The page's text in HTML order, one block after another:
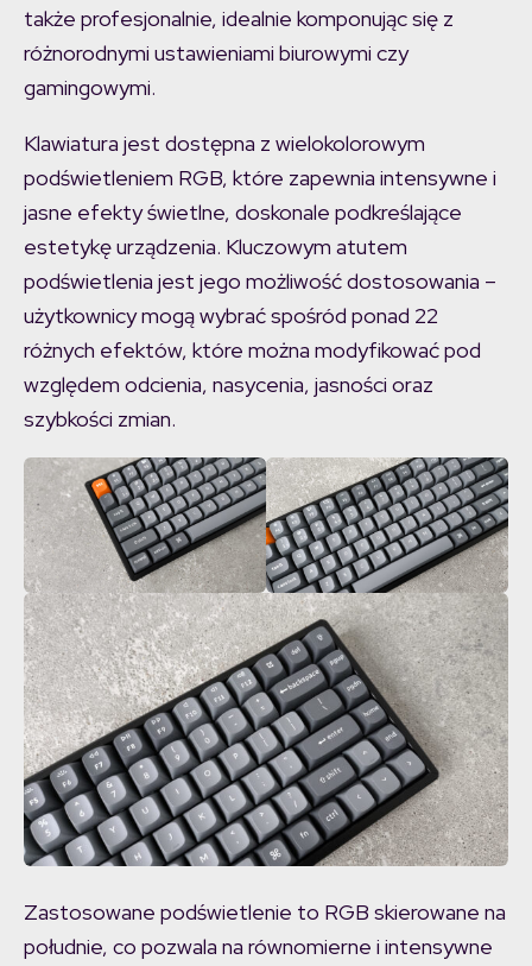
także profesjonalnie, idealnie komponując się z
różnorodnymi ustawieniami biurowymi czy
gamingowymi.
Klawiatura jest dostępna z wielokolorowym
podświetleniem RGB, które zapewnia intensywne i
jasne efekty świetlne, doskonale podkreślające
estetykę urządzenia. Kluczowym atutem
podświetlenia jest jego możliwość dostosowania –
użytkownicy mogą wybrać spośród ponad 22
różnych efektów, które można modyfikować pod
względem odcienia, nasycenia, jasności oraz
szybkości zmian.
Zastosowane podświetlenie to RGB skierowane na
południe, co pozwala na równomierne i intensywne